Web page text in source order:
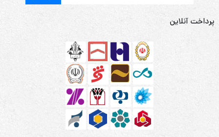
پرداخت آنلاین